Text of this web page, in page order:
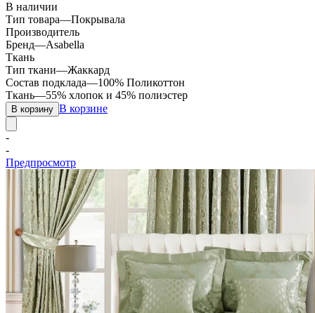
В наличии
Тип товара—Покрывала
Производитель
Бренд—Asabella
Ткань
Тип ткани—Жаккард
Состав подклада—100% Поликоттон
Ткань—55% хлопок и 45% полиэстер
В корзину В корзине
-
-
Предпросмотр